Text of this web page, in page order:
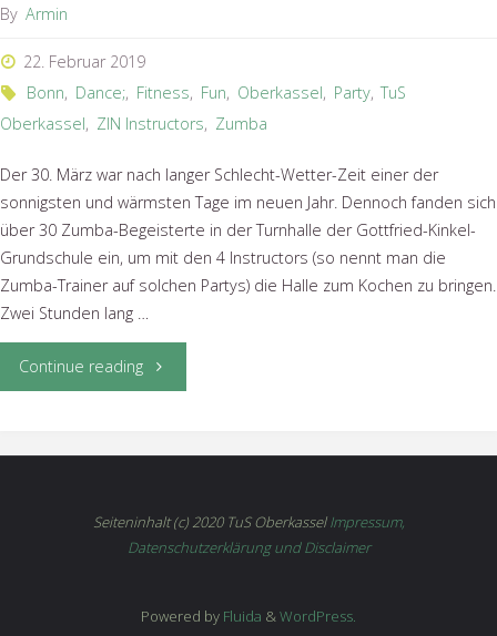
By Armin
22. Februar 2019
Bonn, Dance;, Fitness, Fun, Oberkassel, Party, TuS
Oberkassel, ZIN Instructors, Zumba
Der 30. März war nach langer Schlecht-Wetter-Zeit einer der
sonnigsten und wärmsten Tage im neuen Jahr. Dennoch fanden sich
über 30 Zumba-Begeisterte in der Turnhalle der Gottfried-Kinkel-
Grundschule ein, um mit den 4 Instructors (so nennt man die
Zumba-Trainer auf solchen Partys) die Halle zum Kochen zu bringen.
Zwei Stunden lang …
Continue reading"Zumba
war
voller
Seiteninhalt (c) 2020 TuS OberkasselImpressum,
Datenschutzerklärung und Disclaimer
Powered by Fluida &WordPress.